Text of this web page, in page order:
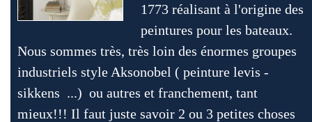
1773 réalisant à l'origine des
peintures pour les bateaux.
Nous sommes très, très loin des énormes groupes
industriels style Aksonobel ( peinture levis -
sikkens ...) ou autres et franchement, tant
mieux!!! Il faut juste savoir 2 ou 3 petites choses